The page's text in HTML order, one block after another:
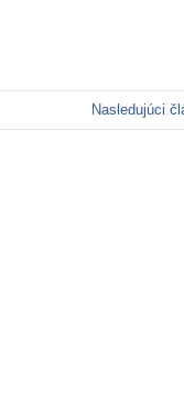
Nasledujúci